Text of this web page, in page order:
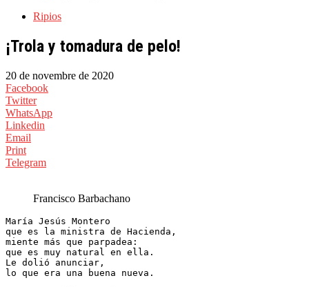
Ripios
¡Trola y tomadura de pelo!
20 de novembre de 2020
Facebook
Twitter
WhatsApp
Linkedin
Email
Print
Telegram
Francisco Barbachano
María Jesús Montero
que es la ministra de Hacienda,
miente más que parpadea:
que es muy natural en ella.
Le dolió anunciar,
lo que era una buena nueva.